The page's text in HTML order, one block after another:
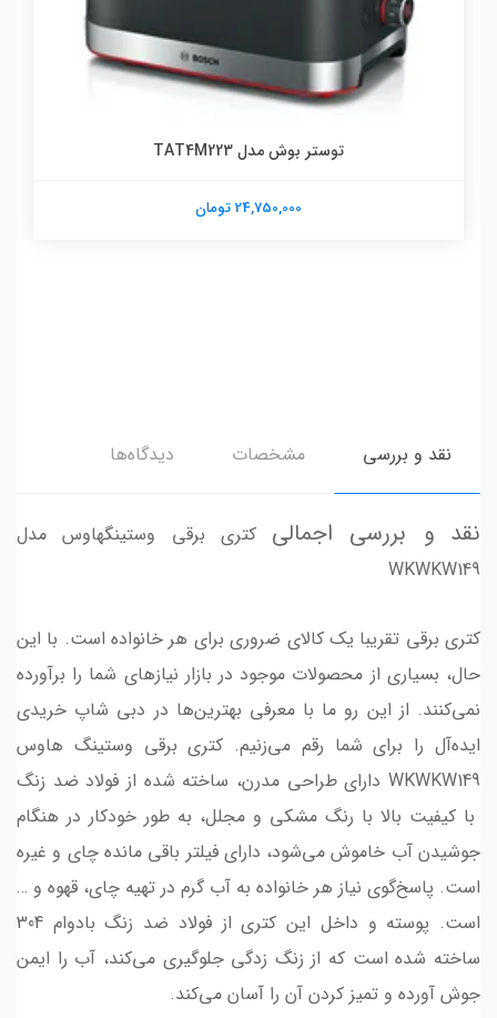
توستر بوش مدل TAT4M223
24,750,000 تومان
نقد و بررسی مشخصات دیدگاه‌ها
نقد و بررسی اجمالی کتری برقی وستینگهاوس مدل
WKWKW149
کتری برقی تقریبا یک کالای ضروری برای هر خانواده است. با این
حال، بسیاری از محصولات موجود در بازار نیازهای شما را برآورده
نمی‌کنند. از این رو ما با معرفی بهترین‌ها در دبی شاپ خریدی
ایده‌آل را برای شما رقم می‌زنیم. کتری برقی وستینگ هاوس
WKWKW149 دارای طراحی مدرن، ساخته شده از فولاد ضد زنگ
با کیفیت بالا با رنگ مشکی و مجلل، به طور خودکار در هنگام
جوشیدن آب خاموش می‌شود، دارای فیلتر باقی مانده چای و غیره
است. پاسخ‌گوی نیاز هر خانواده به آب گرم در تهیه چای، قهوه و …
است. پوسته و داخل این کتری از فولاد ضد زنگ بادوام 304
ساخته شده است که از زنگ زدگی جلوگیری می‌کند، آب را ایمن
جوش آورده و تمیز کردن آن را آسان می‎‌کند.